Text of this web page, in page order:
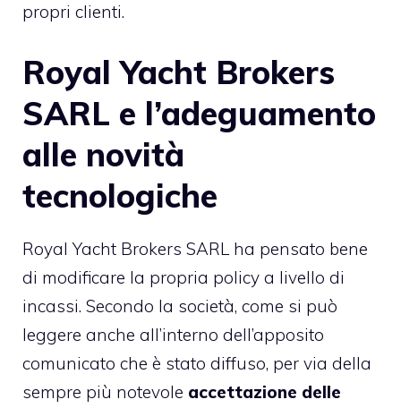
propri clienti.
Royal Yacht Brokers
SARL e l’adeguamento
alle novità
tecnologiche
Royal Yacht Brokers SARL ha pensato bene
di modificare la propria policy a livello di
incassi. Secondo la società, come si può
leggere anche all’interno dell’apposito
comunicato che è stato diffuso, per via della
sempre più notevole accettazione delle